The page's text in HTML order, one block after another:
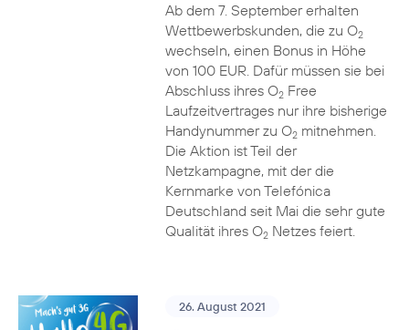
Ab dem 7. September erhalten
Wettbewerbskunden, die zu O2
wechseln, einen Bonus in Höhe
von 100 EUR. Dafür müssen sie bei
Abschluss ihres O2Free
Laufzeitvertrages nur ihre bisherige
Handynummer zu O2mitnehmen.
Die Aktion ist Teil der
Netzkampagne, mit der die
Kernmarke von Telefónica
Deutschland seit Mai die sehr gute
Qualität ihres O2Netzes feiert.
26. August 2021